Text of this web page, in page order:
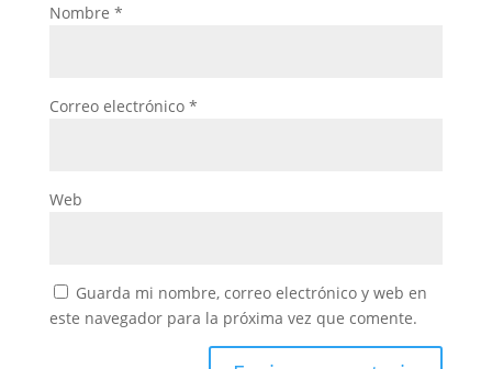
Nombre *
Correo electrónico *
Web
Guarda mi nombre, correo electrónico y web en
este navegador para la próxima vez que comente.